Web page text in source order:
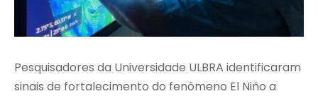
Pesquisadores da Universidade ULBRA identificaram
sinais de fortalecimento do fenômeno El Niño a